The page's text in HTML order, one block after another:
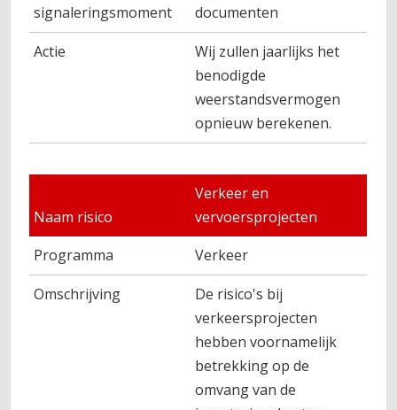
signaleringsmoment
documenten
Actie
Wij zullen jaarlijks het
benodigde
weerstandsvermogen
opnieuw berekenen.
Naam risico
Verkeer en
vervoersprojecten
Programma
Verkeer
Omschrijving
De risico's bij
verkeersprojecten
hebben voornamelijk
betrekking op de
omvang van de